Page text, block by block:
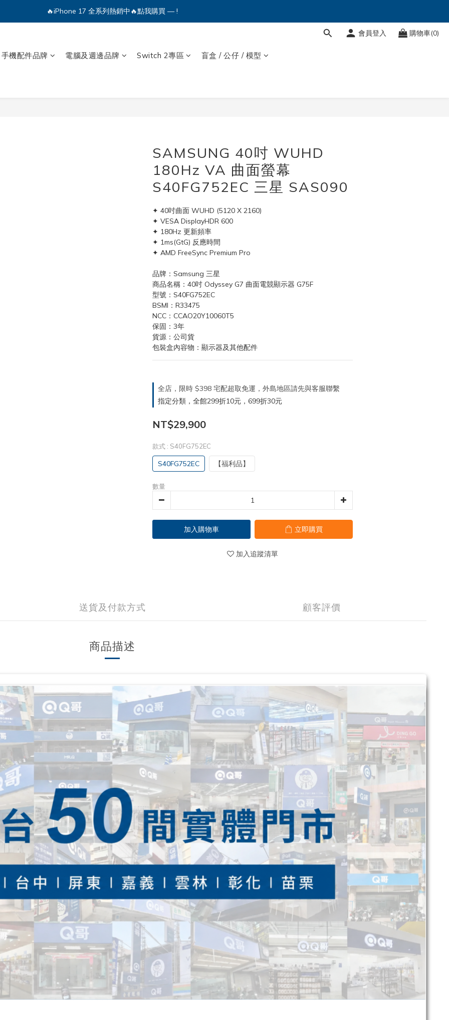
🔥iPhone 17 全系列熱銷中🔥點我購買 — !
💕加入Q哥 Line 新好友領優惠券！🎫
會員登入 購物車(0)
手機配件品牌 電腦及週邊品牌 Switch 2專區 盲盒 / 公仔 / 模型
SAMSUNG 40吋 WUHD
180Hz VA 曲面螢幕
S40FG752EC 三星 SAS090
✦ 40吋曲面 WUHD (5120 X 2160)
✦ VESA DisplayHDR 600
✦ 180Hz 更新頻率
✦ 1ms(GtG) 反應時間
✦ AMD FreeSync Premium Pro
品牌：Samsung 三星
商品名稱：40吋 Odyssey G7 曲面電競顯示器 G75F
型號：S40FG752EC
BSMI：R33475
NCC：CCAO20Y10060T5
保固：3年
貨源：公司貨
包裝盒內容物：顯示器及其他配件
全店，限時 $398 宅配超取免運，外島地區請先與客服聯繫
指定分類，全館299折10元，699折30元
NT$29,900
款式 : S40FG752EC
S40FG752EC 【福利品】
數量
加入購物車 立即購買
加入追蹤清單
送貨及付款方式 顧客評價
商品描述